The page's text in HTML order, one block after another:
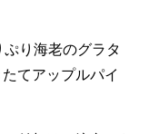
り海老のグラタ
てアップルパイ